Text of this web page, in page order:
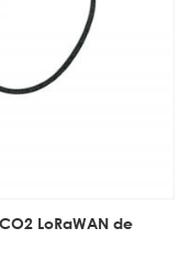
LoRaWAN de